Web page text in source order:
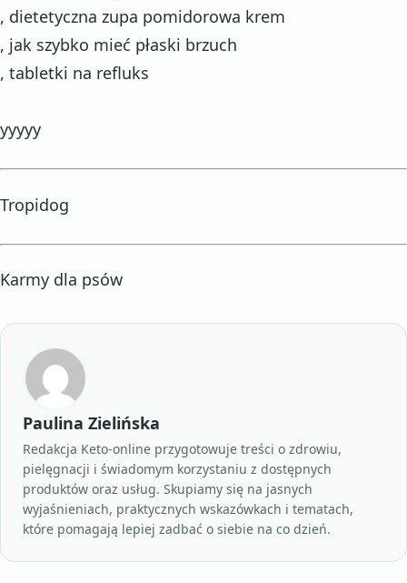
, dietetyczna zupa pomidorowa krem
, jak szybko mieć płaski brzuch
, tabletki na refluks
yyyyy
Tropidog
Karmy dla psów
Paulina Zielińska
Redakcja Keto-online przygotowuje treści o zdrowiu,
pielęgnacji i świadomym korzystaniu z dostępnych
produktów oraz usług. Skupiamy się na jasnych
wyjaśnieniach, praktycznych wskazówkach i tematach,
które pomagają lepiej zadbać o siebie na co dzień.